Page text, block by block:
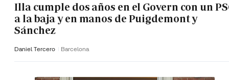
Illa cumple dos años en el Govern con un
a la baja y en manos de Puigdemont y
Sánchez
Daniel Tercero Barcelona